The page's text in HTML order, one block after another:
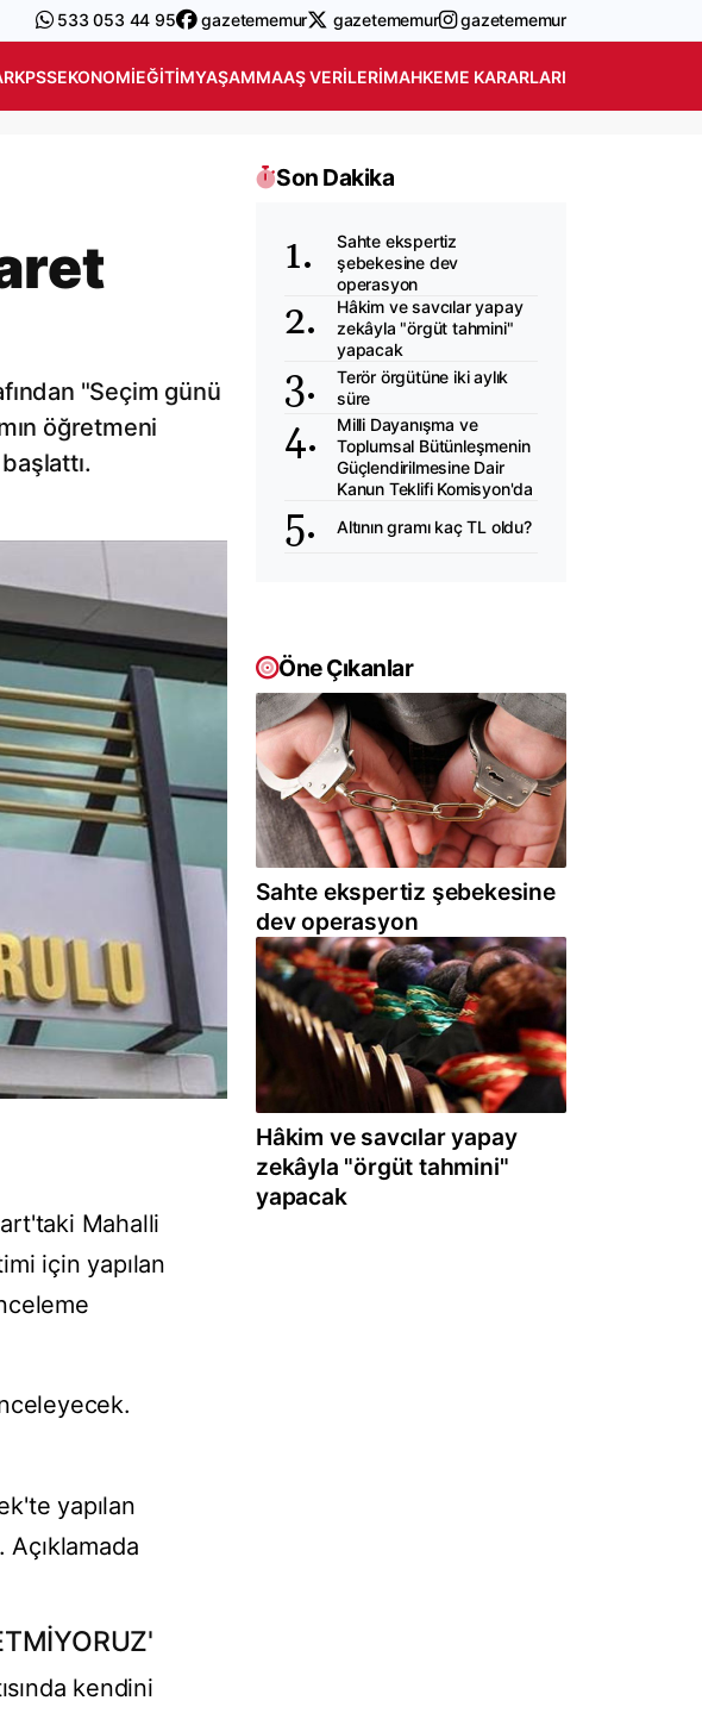
533 053 44 95 gazetememur gazetememur gazetememur
KPSSEKONOMIEĞITIMYAŞAMMAAŞ VERILERIMAHKEME KARARLARI
"Seçim günü
öğretmeni
Mahalli
için yapılan
yapılan
kendini
Son Dakika
Sahte ekspertiz
şebekesine dev
operasyon
Hâkim ve savcılar yapay
zekâyla "örgüt tahmini"
yapacak
Terör örgütüne iki aylık
süre
Milli Dayanışma ve
Toplumsal Bütünleşmenin
Güçlendirilmesine Dair
Kanun Teklifi Komisyon'da
Altının gramı kaç TL oldu?
Öne Çıkanlar
Sahte ekspertiz şebekesine
dev operasyon
Hâkim ve savcılar yapay
zekâyla "örgüt tahmini"
yapacak